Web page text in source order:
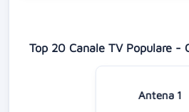
Top 20 Canale TV Populare -
Antena 1